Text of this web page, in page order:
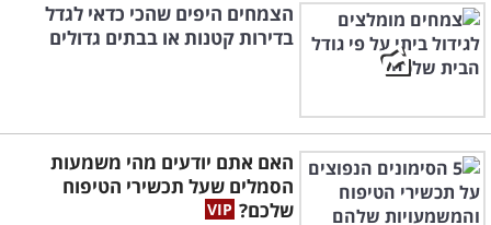
הצמחים היפים שהכי כדאי לגדל
בדירות קטנות או בבתים גדולים
האם אתם יודעים מהי משמעות
הסמלים שעל תכשירי הטיפוח
שלכם?